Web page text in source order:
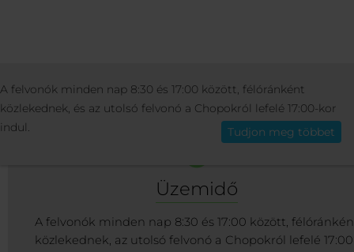
Magyar
ÜDÜLŐ INFO SÍFELVONÓK ÉS
Üzemidő
A felvonók minden nap 8:30 és 17:00 között,
közlekednek, az utolsó felvonó a Chopokról lefelé
A felvonók minden nap 8:30 és 17:00 között, félóránként
közlekednek, és az utolsó felvonó a Chopokról lefelé 17:00-kor
indul.
Tudjon meg többet